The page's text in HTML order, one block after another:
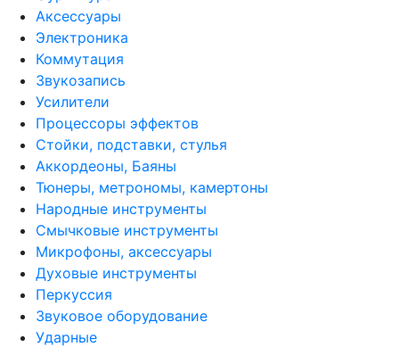
Аксессуары
Электроника
Коммутация
Звукозапись
Усилители
Процессоры эффектов
Стойки, подставки, стулья
Аккордеоны, Баяны
Тюнеры, метрономы, камертоны
Народные инструменты
Смычковые инструменты
Микрофоны, аксессуары
Духовые инструменты
Перкуссия
Звуковое оборудование
Ударные